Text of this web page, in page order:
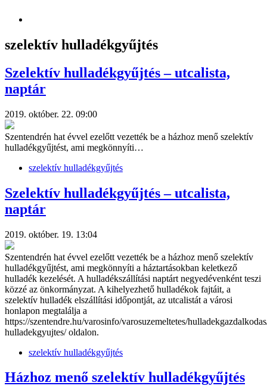
szelektív hulladékgyűjtés
Szelektív hulladékgyűjtés – utcalista,
naptár
2019. október. 22. 09:00
Szentendrén hat évvel ezelőtt vezették be a házhoz menő szelektív
hulladékgyűjtést, ami megkönnyíti…
szelektív hulladékgyűjtés
Szelektív hulladékgyűjtés – utcalista,
naptár
2019. október. 19. 13:04
Szentendrén hat évvel ezelőtt vezették be a házhoz menő szelektív
hulladékgyűjtést, ami megkönnyíti a háztartásokban keletkező
hulladék kezelését. A hulladékszállítási naptárt negyedévenként teszi
közzé az önkormányzat. A kihelyezhető hulladékok fajtáit, a
szelektív hulladék elszállítási időpontját, az utcalistát a városi
honlapon megtalálja a
https://szentendre.hu/varosinfo/varosuzemeltetes/
hulladekgyujtes/ oldalon.
szelektív hulladékgyűjtés
Házhoz menő szelektív hulladékgyűjtés